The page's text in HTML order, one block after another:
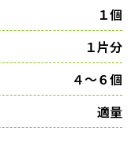
１個
１片分
４〜６個
適量